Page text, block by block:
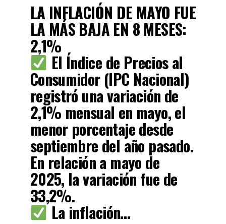
LA INFLACIÓN DE MAYO FUE
LA MÁS BAJA EN 8 MESES:
2,1%
El Índice de Precios al
Consumidor (IPC Nacional)
registró una variación de
2,1% mensual en mayo, el
menor porcentaje desde
septiembre del año pasado.
En relación a mayo de
2025, la variación fue de
33,2%.
La inflación…